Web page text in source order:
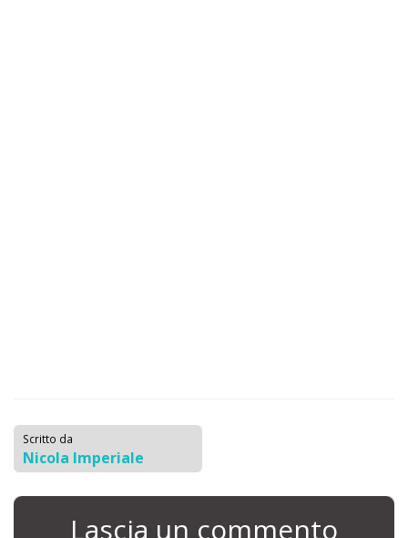
Scritto da
Nicola Imperiale
Lascia un commento